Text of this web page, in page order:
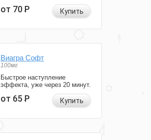
от 70Р Купить
Виагра Софт
100мг
Быстрое наступление
эффекта, уже через 20 минут.
от 65Р Купить